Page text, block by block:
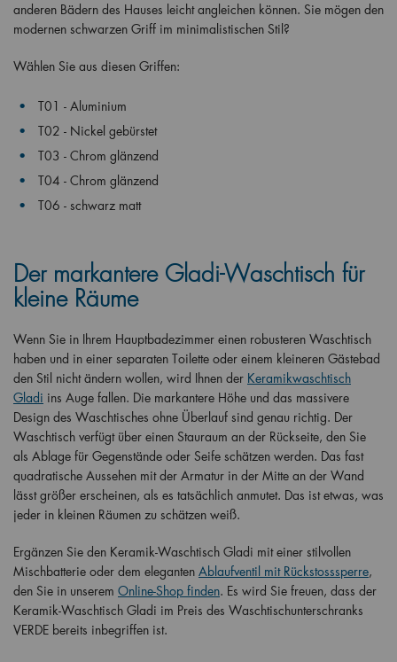
anderen Bädern des Hauses leicht angleichen können. Sie mögen den
modernen schwarzen Griff im minimalistischen Stil?
Wählen Sie aus diesen Griffen:
T01 - Aluminium
T02 - Nickel gebürstet
T03 - Chrom glänzend
T04 - Chrom glänzend
T06 - schwarz matt
Der markantere Gladi-Waschtisch für
kleine Räume
Wenn Sie in Ihrem Hauptbadezimmer einen robusteren Waschtisch
haben und in einer separaten Toilette oder einem kleineren Gästebad
den Stil nicht ändern wollen, wird Ihnen der Keramikwaschtisch
Gladi ins Auge fallen. Die markantere Höhe und das massivere
Design des Waschtisches ohne Überlauf sind genau richtig. Der
Waschtisch verfügt über einen Stauraum an der Rückseite, den Sie
als Ablage für Gegenstände oder Seife schätzen werden. Das fast
quadratische Aussehen mit der Armatur in der Mitte an der Wand
lässt größer erscheinen, als es tatsächlich anmutet. Das ist etwas, was
jeder in kleinen Räumen zu schätzen weiß.
Ergänzen Sie den Keramik-Waschtisch Gladi mit einer stilvollen
Mischbatterie oder dem eleganten Ablaufventil mit Rückstosssperre,
den Sie in unserem Online-Shop finden. Es wird Sie freuen, dass der
Keramik-Waschtisch Gladi im Preis des Waschtischunterschranks
VERDE bereits inbegriffen ist.